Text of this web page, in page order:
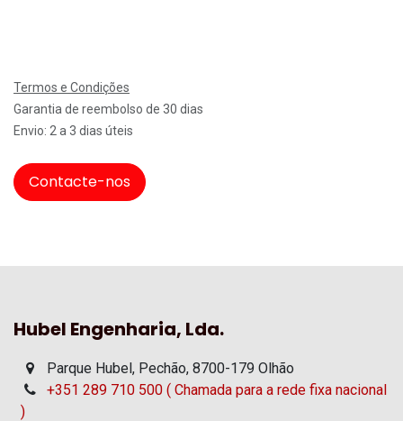
Termos e Condições
Garantia de reembolso de 30 dias
Envio: 2 a 3 dias úteis
Contacte-nos
Hubel Engenharia, Lda.
Parque Hubel, Pechão, 8700-179 Olhão
+351 289 710 500 ( Chamada para a rede fixa nacional
)